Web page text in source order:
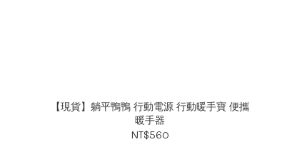
【現貨】躺平鴨鴨 行動電源 行動暖手寶 便攜
暖手器
NT$560